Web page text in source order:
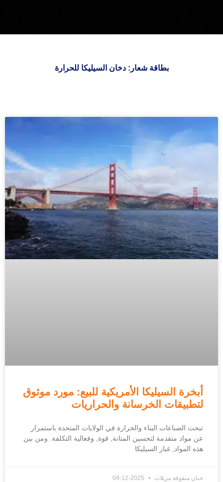
بطاقة شعار: دخان السيليكا للحرارة
أبخرة السيليكا الأمريكية للبيع: مورد موثوق
لتطبيقات الخرسانة والحراريات
تبحث الصناعات البناء والحرارة في الولايات المتحدة باستمرار
عن مواد متقدمة لتحسين المتانة, قوة, وفعالية التكلفة. ومن بين
هذه المواد, غبار السيليكا
خنان متفوقة مزيلات